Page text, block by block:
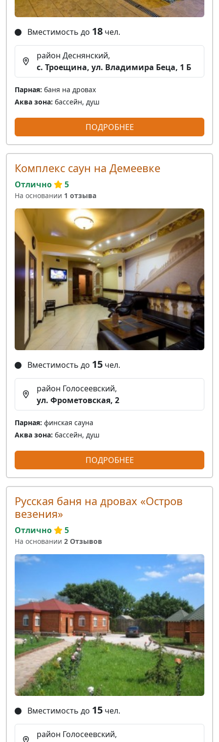
Вместимость до 18 чел.
район Деснянский,
с. Троещина, ул. Владимира Беца, 1 Б
Парная: баня на дровах
Аква зона: бассейн, душ
ПОДРОБНЕЕ
Комплекс саун на Демеевке
Отлично 5
На основании 1 отзыва
Вместимость до 15 чел.
район Голосеевский,
ул. Фрометовская, 2
Парная: финская сауна
Аква зона: бассейн, душ
ПОДРОБНЕЕ
Русская баня на дровах «Остров
везения»
Отлично 5
На основании 2 Отзывов
Вместимость до 15 чел.
район Голосеевский,